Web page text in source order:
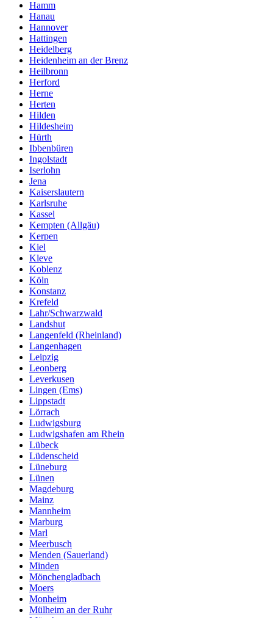
Hamm
Hanau
Hannover
Hattingen
Heidelberg
Heidenheim an der Brenz
Heilbronn
Herford
Herne
Herten
Hilden
Hildesheim
Hürth
Ibbenbüren
Ingolstadt
Iserlohn
Jena
Kaiserslautern
Karlsruhe
Kassel
Kempten (Allgäu)
Kerpen
Kiel
Kleve
Koblenz
Köln
Konstanz
Krefeld
Lahr/Schwarzwald
Landshut
Langenfeld (Rheinland)
Langenhagen
Leipzig
Leonberg
Leverkusen
Lingen (Ems)
Lippstadt
Lörrach
Ludwigsburg
Ludwigshafen am Rhein
Lübeck
Lüdenscheid
Lüneburg
Lünen
Magdeburg
Mainz
Mannheim
Marburg
Marl
Meerbusch
Menden (Sauerland)
Minden
Mönchengladbach
Moers
Monheim
Mülheim an der Ruhr